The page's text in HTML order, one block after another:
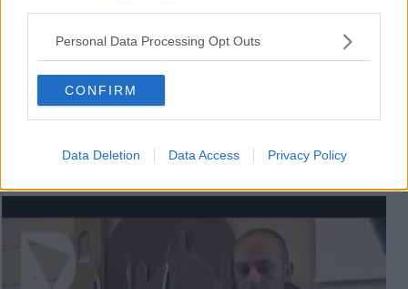
Personal Data Processing Opt Outs
CONFIRM
Data Deletion Data Access Privacy Policy
Se vuoi leggere le notizie principali della Toscana iscriviti alla
Newsletter QUInews - ToscanaMedia.
alle 20:00 direttamente nella tua casella di posta.